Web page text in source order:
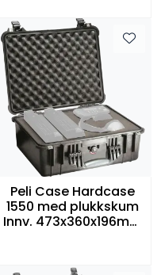
Peli Case Hardcase
1550 med plukkskum
Innv. 473x360x196mm